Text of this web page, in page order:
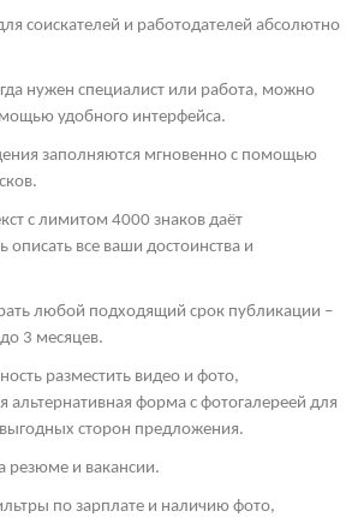
соискателей и работодателей абсолютно
нужен специалист или работа, можно
удобного интерфейса.
заполняются мгновенно с помощью
с лимитом 4000 знаков даёт
описать все ваши достоинства и
любой подходящий срок публикации –
3 месяцев.
разместить видео и фото,
альтернативная форма с фотогалереей для
выгодных сторон предложения.
резюме и вакансии.
по зарплате и наличию фото,